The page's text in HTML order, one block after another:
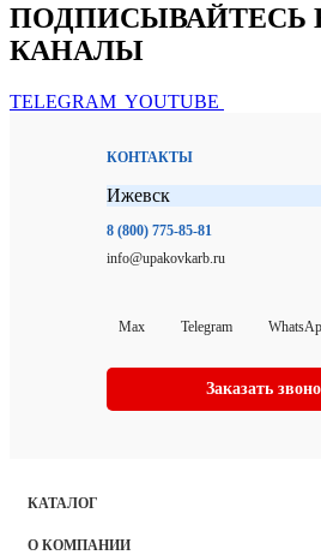
ПОДПИСЫВАЙТЕСЬ
КАНАЛЫ
TELEGRAM YOUTUBE
КОНТАКТЫ
Ижевск
8 (800) 775-85-81
info@upakovkarb.ru
Max Telegram
Заказать
КАТАЛОГ
О КОМПАНИИ